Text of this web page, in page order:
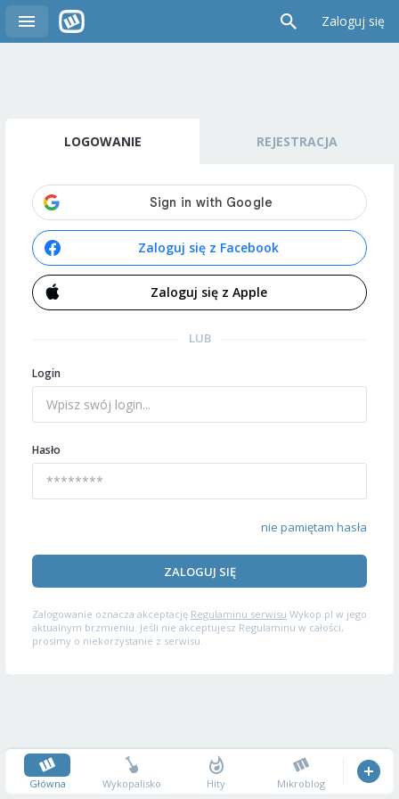
Zaloguj się
LOGOWANIE REJESTRACJA
Zaloguj się z Facebook
Zaloguj się z Apple
LUB
Login
Hasło
nie pamiętam hasła
ZALOGUJ SIĘ
Zalogowanie oznacza akceptację Regulaminu serwisu Wykop.pl w jego
aktualnym brzmieniu. Jeśli nie akceptujesz Regulaminu w całości,
prosimy o niekorzystanie z serwisu.
Główna Wykopalisko Hity Mikroblog